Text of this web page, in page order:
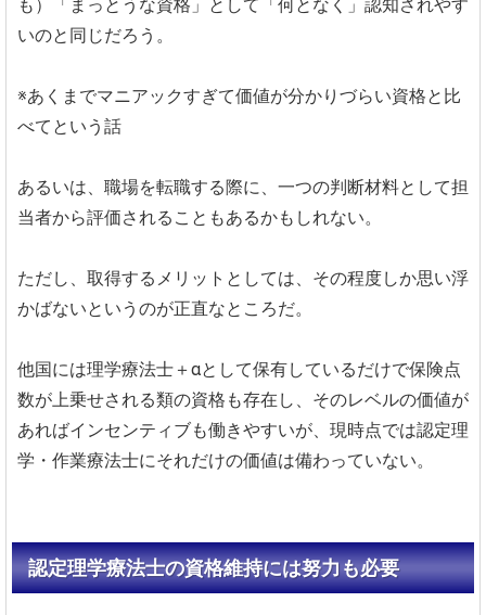
も）「まっとうな資格」として「何となく」認知されやす
いのと同じだろう。
※あくまでマニアックすぎて価値が分かりづらい資格と比
べてという話
あるいは、職場を転職する際に、一つの判断材料として担
当者から評価されることもあるかもしれない。
ただし、取得するメリットとしては、その程度しか思い浮
かばないというのが正直なところだ。
他国には理学療法士＋αとして保有しているだけで保険点
数が上乗せされる類の資格も存在し、そのレベルの価値が
あればインセンティブも働きやすいが、現時点では認定理
学・作業療法士にそれだけの価値は備わっていない。
認定理学療法士の資格維持には努力も必要